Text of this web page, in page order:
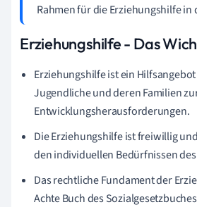
Rahmen für die Erziehungshilfe in
Erziehungshilfe - Das
Erziehungshilfe ist ein
Jugendliche und deren Familien
Entwicklungsherausforderungen.
Die Erziehungshilfe ist freiwillig
den individuellen Bedürfnissen
Das rechtliche Fundament der
Achte Buch des Sozialgesetzbuches